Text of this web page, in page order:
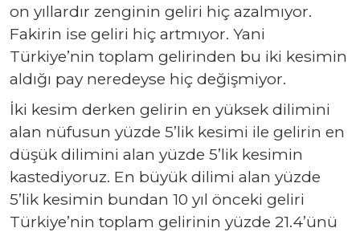
on yıllardır zenginin geliri hiç azalmıyor.
Fakirin ise geliri hiç artmıyor. Yani
Türkiye’nin toplam gelirinden bu iki kesimin
aldığı pay neredeyse hiç değişmiyor.
İki kesim derken gelirin en yüksek dilimini
alan nüfusun yüzde 5’lik kesimi ile gelirin en
düşük dilimini alan yüzde 5’lik kesimin
kastediyoruz. En büyük dilimi alan yüzde
5’lik kesimin bundan 10 yıl önceki geliri
Türkiye’nin toplam gelirinin yüzde 21.4’ünü